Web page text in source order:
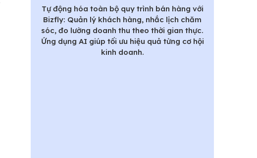
Tự động hóa toàn bộ quy trình bán hàng với
Bizfly: Quản lý khách hàng, nhắc lịch chăm
sóc, đo lường doanh thu theo thời gian thực.
Ứng dụng AI giúp tối ưu hiệu quả từng cơ hội
kinh doanh.